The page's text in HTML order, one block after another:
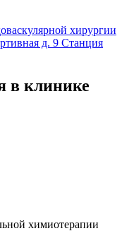
хирургии
д. 9 Станция
в клинике
химиотерапии